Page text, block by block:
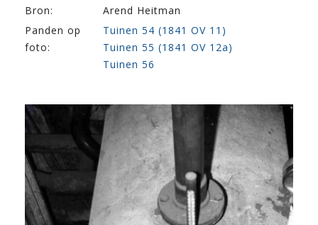
Bron:
Arend Heitman
Panden op
foto:
Tuinen 54 (1841 OV 11)
Tuinen 55 (1841 OV 12a)
Tuinen 56